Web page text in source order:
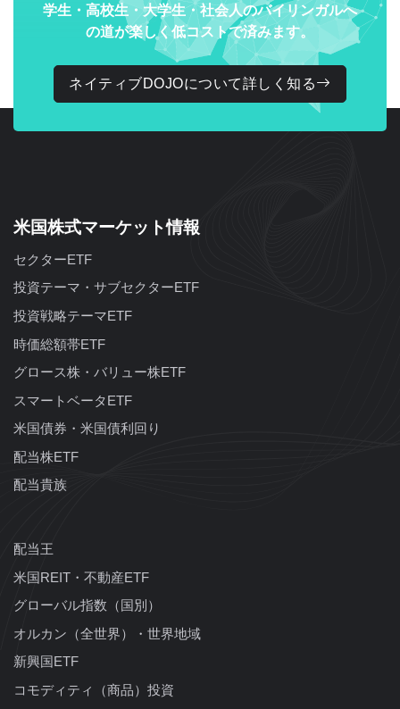
学生・高校生・大学生・社会人のバイリンガルへ
の道が楽しく低コストで済みます。
ネイティブDOJOについて詳しく知る
米国株式マーケット情報
セクターETF
投資テーマ・サブセクターETF
投資戦略テーマETF
時価総額帯ETF
グロース株・バリュー株ETF
スマートベータETF
米国債券・米国債利回り
配当株ETF
配当貴族
配当王
米国REIT・不動産ETF
グローバル指数（国別）
オルカン（全世界）・世界地域
新興国ETF
コモディティ（商品）投資